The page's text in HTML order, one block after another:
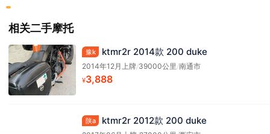
相关二手摩托
豫k ktmr2r 2014款 200 duke
2014年12月上牌/39000公里 /南通市
¥3,888
陕a ktmr2r 2012款 200 duke